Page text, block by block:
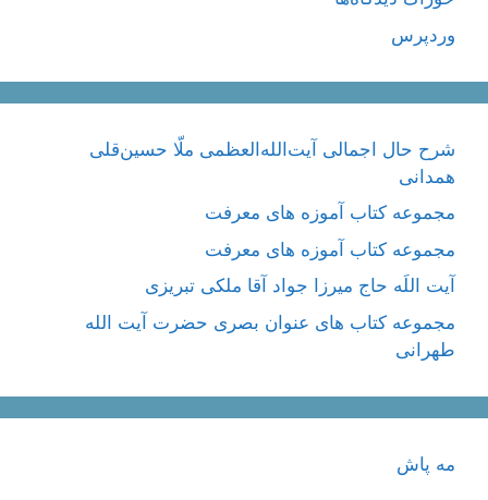
وردپرس
شرح حال اجمالی آیت‌الله‌العظمی ملّا حسین‌قلی
همدانی
مجموعه کتاب آموزه های معرفت
مجموعه کتاب آموزه های معرفت
آیت اللَه حاج میرزا جواد آقا ملکی تبریزی
مجموعه کتاب های عنوان بصری حضرت آیت الله
طهرانی
مه پاش